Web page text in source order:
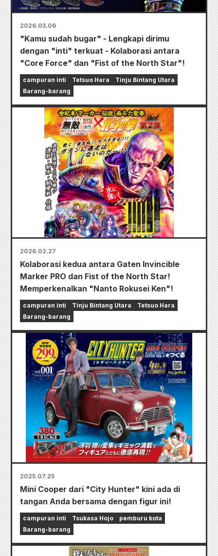
2026.03.06
"Kamu sudah bugar" - Lengkapi dirimu
dengan "inti" terkuat - Kolaborasi antara
"Core Force" dan "Fist of the North Star"!
campuran inti Tetsuo Hara
Tinju Bintang Utara
Barang-barang
2026.02.27
Kolaborasi kedua antara Gaten Invincible
Marker PRO dan Fist of the North Star!
Memperkenalkan "Nanto Rokusei Ken"!
campuran inti Tinju Bintang Utara
Tetsuo Hara
Barang-barang
2025.07.25
Mini Cooper dari "City Hunter" kini ada di
tangan Anda bersama dengan figur ini!
campuran inti Tsukasa Hojo
pemburu kota
Barang-barang